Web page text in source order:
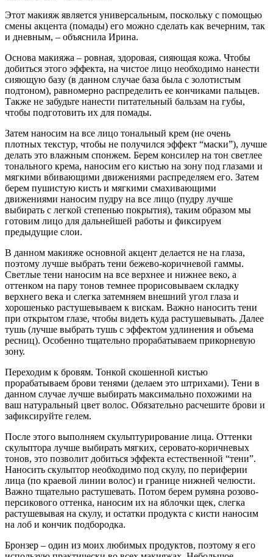
Этот макияж является универсальным, поскольку с помощью
смены акцента (помады) его можно сделать как вечерним, так
и дневным, – объяснила Ирина.
Основа макияжа – ровная, здоровая, сияющая кожа. Чтобы
добиться этого эффекта, на чистое лицо необходимо нанести
сияющую базу (в данном случае база была с золотистым
подтоном), равномерно распределить ее кончиками пальцев.
Также не забудьте нанести питательный бальзам на губы,
чтобы подготовить их для помады.
Затем наносим на все лицо тональный крем (не очень
плотных текстур, чтобы не получился эффект “маски”), лучше
делать это влажным спонжем. Берем консилер на тон светлее
тонального крема, наносим его кистью на зону под глазами и
мягкими вбивающими движениями распределяем его. Затем
берем пушистую кисть и мягкими смахивающими
движениями наносим пудру на все лицо (пудру лучше
выбирать с легкой степенью покрытия), таким образом мы
готовим лицо для дальнейшей работы и фиксируем
предыдущие слои.
В данном макияже основной акцент делается не на глаза,
поэтому лучше выбрать тени бежево-коричневой гаммы.
Светлые тени наносим на все верхнее и нижнее веко, а
оттенком на пару тонов темнее прорисовываем складку
верхнего века и слегка затемняем внешний угол глаза и
хорошенько растушевываем к вискам. Важно наносить тени
при открытом глазе, чтобы видеть куда растушевывать. Далее
тушь (лучше выбрать тушь с эффектом удлинения и объема
ресниц). Особенно тщательно прорабатываем прикорневую
зону.
Переходим к бровям. Тонкой скошенной кистью
прорабатываем брови тенями (делаем это штрихами). Тени в
данном случае лучше выбирать максимально похожими на
ваш натуральный цвет волос. Обязательно расчешите брови и
зафиксируйте гелем.
После этого выполняем скульптурирование лица. Оттенки
скульптора лучше выбирать мягких, серовато-коричневых
тонов, это позволит добиться эффекта естественной “тени”.
Наносить скульптор необходимо под скулу, по периферии
лица (по краевой линии волос) и границе нижней челюсти.
Важно тщательно растушевать. Потом берем румяна розово-
персикового оттенка, наносим их на яблочки щек, слегка
растушевывая на скулу, и остатки продукта с кисти наносим
на лоб и кончик подбородка.
Бронзер – один из моих любимых продуктов, поэтому я его